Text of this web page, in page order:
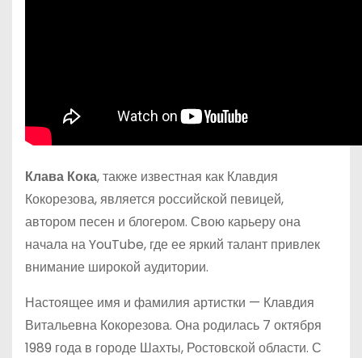
Клава Кока, также известная как Клавдия
Кокорезова, является российской певицей,
автором песен и блогером. Свою карьеру она
начала на YouTube, где ее яркий талант привлек
внимание широкой аудитории.
Настоящее имя и фамилия артистки — Клавдия
Витальевна Кокорезова. Она родилась 7 октября
1989 года в городе Шахты, Ростовской области. С